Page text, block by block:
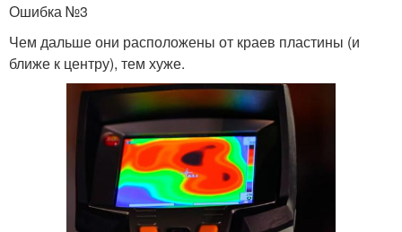
Ошибка №3
Чем дальше они расположены от краев пластины (и
ближе к центру), тем хуже.